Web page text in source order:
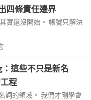
四條責任邊界
實還沒開始。 帳號只解決
這些不只是新名
程
詞的領域。 我們才剛學會